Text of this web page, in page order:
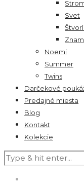
Svet
Noemi
Summer
Twins
Darčekové
Predajné miesta
Blog
Kontakt
Kolekcie